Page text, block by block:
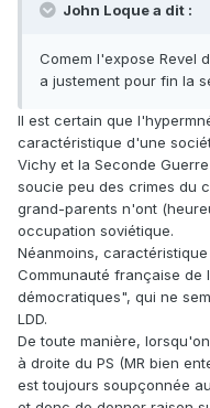
John Loque a dit :
Comem l'expose Revel
a justement pour fin la
Il est certain que
caractéristique d'une
Vichy et la Seconde
soucie peu des crimes du
grand-parents n'ont
occupation soviétique.
Néanmoins,
Communauté française de
démocratiques", qui ne
LDD.
De toute manière,
à droite du PS (MR bien
est toujours soupçonnée